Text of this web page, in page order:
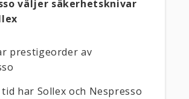
väljer säkerhetsknivar
prestigeorder av
har Sollex och Nespresso